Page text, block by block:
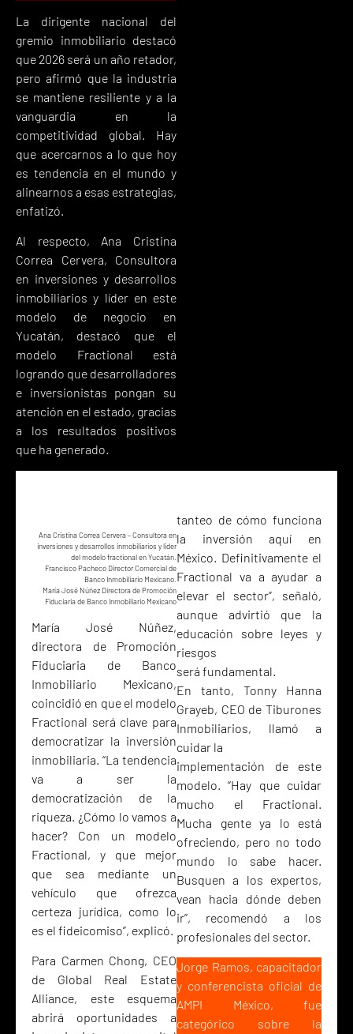
La dirigente nacional del
gremio inmobiliario destacó
que 2026 será un año retador,
pero afirmó que la industria
se mantiene resiliente y a la
vanguardia en la
competitividad global. Hay
que acercarnos a lo que hoy
es tendencia en el mundo y
alinearnos a esas estrategias,
enfatizó.
Al respecto, Ana Cristina
Correa Cervera, Consultora
en inversiones y desarrollos
inmobiliarios y líder en este
modelo de negocio en
Yucatán, destacó que el
modelo Fractional está
logrando que desarrolladores
e inversionistas pongan su
atención en el estado, gracias
a los resultados positivos
que ha generado.
Ana Cristina Correa Cervera – Consultora en
inversiones y desarrollos inmobiliarios y lider
del modelo fractional en Yucatán.
Francisco Pacheco Director Comercial de
Banco Inmobiliario Mexicano.
María José Núñez Directora de Promoción
Fiduciaria de Banco Inmobiliario Mexicano
María José Núñez,
directora de Promoción
Fiduciaria de Banco
Inmobiliario Mexicano,
coincidió en que el modelo
Fractional será clave para
democratizar la inversión
inmobiliaria. “La tendencia
va a ser la
democratización de la
riqueza. ¿Cómo lo vamos a
hacer? Con un modelo
Fractional, y que mejor
que sea mediante un
vehículo que ofrezca
certeza jurídica, como lo
es el fideicomiso”, explicó.
Para Carmen Chong, CEO
de Global Real Estate
Alliance, este esquema
abrirá oportunidades a
tanteo de cómo funciona
la inversión aquí en
México. Definitivamente el
Fractional va a ayudar a
elevar el sector”, señaló,
aunque advirtió que la
educación sobre leyes y
riesgos
será fundamental.
En tanto, Tonny Hanna
Grayeb, CEO de Tiburones
Inmobiliarios, llamó a
cuidar la
implementación de este
modelo. “Hay que cuidar
mucho el Fractional.
Mucha gente ya lo está
ofreciendo, pero no todo
mundo lo sabe hacer.
Busquen a los expertos,
vean hacia dónde deben
ir”, recomendó a los
profesionales del sector.
Jorge Ramos, capacitador
y conferencista oficial de
AMPI México, fue
categórico sobre la